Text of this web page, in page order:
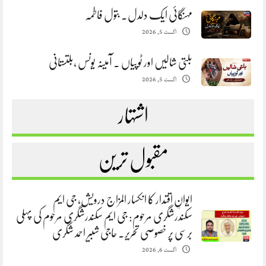
مہنگائی ایک دلدل. بتول فاطمہ
اگست 5, 2026
بلتی شالیں اور ٹوپیاں . آمینہ یونس ،بلتستانی
اگست 5, 2026
اشتہار
مقبول ترین
ایوانِ اقتدار کا انکسار المزاج درویش، جی ایم
سکندرشگری مرحوم: جی ایم سکندرشگری مرحوم کی پہلی
برسی پر خصوصی تحریر. حاجی شبیر احمد شگری
اگست 6, 2026